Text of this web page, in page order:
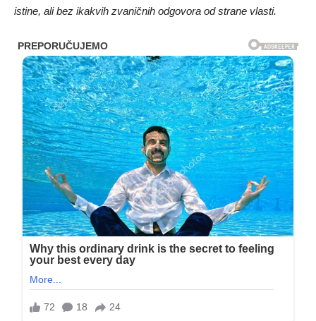
istine, ali bez ikakvih zvaničnih odgovora od strane vlasti.